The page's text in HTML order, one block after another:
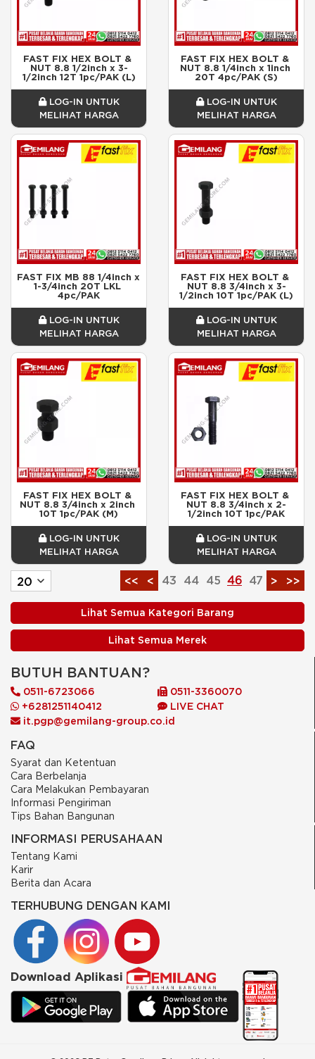
FAST FIX HEX BOLT &
NUT 8.8 1/2inch x 3-
1/2inch 12T 1pc/PAK (L)
LOG-IN UNTUK
MELIHAT HARGA
FAST FIX HEX BOLT &
NUT 8.8 1/4inch x 1inch
20T 4pc/PAK (S)
LOG-IN UNTUK
MELIHAT HARGA
FAST FIX MB 88 1/4inch x
1-3/4inch 20T LKL
4pc/PAK
LOG-IN UNTUK
MELIHAT HARGA
FAST FIX HEX BOLT &
NUT 8.8 3/4inch x 3-
1/2inch 10T 1pc/PAK (L)
LOG-IN UNTUK
MELIHAT HARGA
FAST FIX HEX BOLT &
NUT 8.8 3/4inch x 2inch
10T 1pc/PAK (M)
LOG-IN UNTUK
MELIHAT HARGA
FAST FIX HEX BOLT &
NUT 8.8 3/4inch x 2-
1/2inch 10T 1pc/PAK
LOG-IN UNTUK
MELIHAT HARGA
<< < 43 44 45 46 47 > >>
Lihat Semua Kategori Barang
Lihat Semua Merek
BUTUH BANTUAN?
0511-6723066
0511-3360070
+6281251140412
LIVE CHAT
it.pgp@gemilang-group.co.id
FAQ
Syarat dan Ketentuan
Cara Berbelanja
Cara Melakukan Pembayaran
Informasi Pengiriman
Tips Bahan Bangunan
INFORMASI PERUSAHAAN
Tentang Kami
Karir
Berita dan Acara
TERHUBUNG DENGAN KAMI
Download Aplikasi